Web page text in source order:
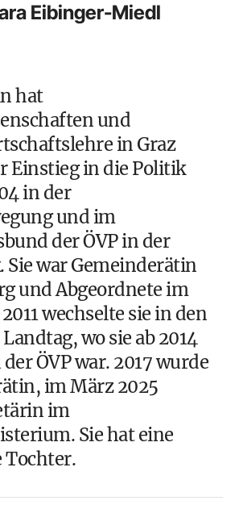
Eibinger-Miedl
hat
und
in Graz
Einstieg in die Politik
in der
und im
der ÖVP in der
Sie war Gemeinderätin
und Abgeordnete im
wechselte sie in den
wo sie ab 2014
ÖVP war. 2017 wurde
im März 2025
im
Sie hat eine
Tochter.